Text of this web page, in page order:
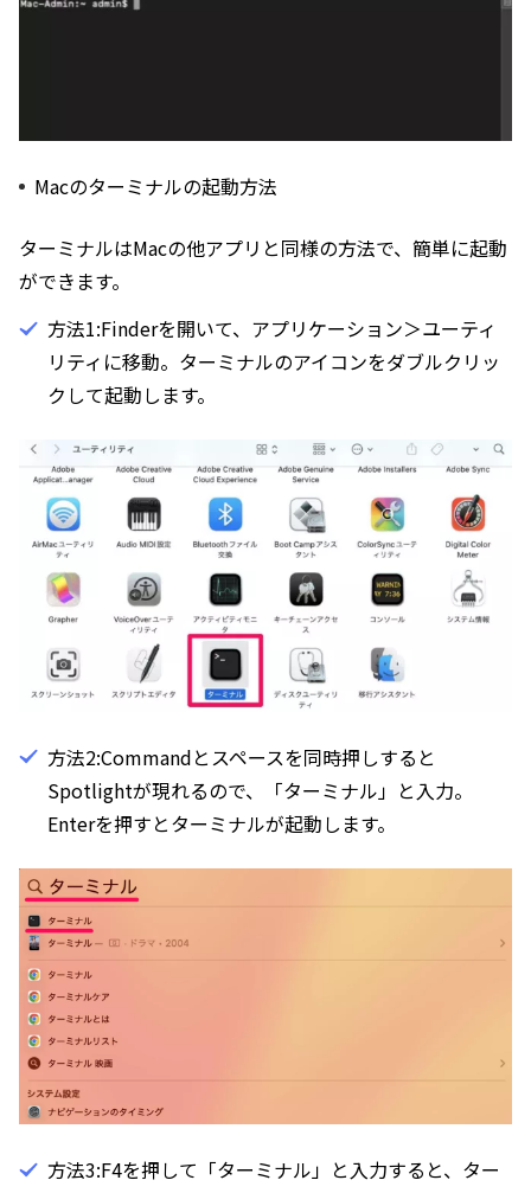
Macのターミナルの起動方法
ターミナルはMacの他アプリと同様の方法で、簡単に起動
ができます。
方法1:Finderを開いて、アプリケーション＞ユーティ
リティに移動。ターミナルのアイコンをダブルクリッ
クして起動します。
方法2:Commandとスペースを同時押しすると
Spotlightが現れるので、「ターミナル」と入力。
Enterを押すとターミナルが起動します。
方法3:F4を押して「ターミナル」と入力すると、ター